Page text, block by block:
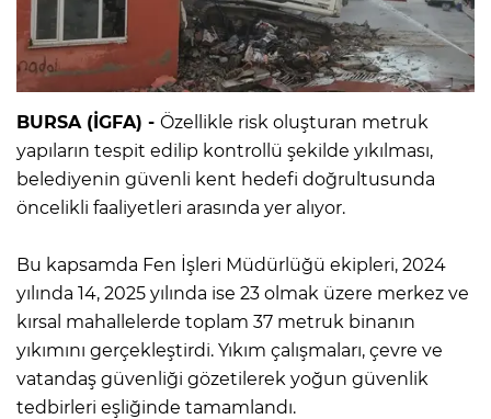
BURSA (İGFA) - Özellikle risk oluşturan metruk
yapıların tespit edilip kontrollü şekilde yıkılması,
belediyenin güvenli kent hedefi doğrultusunda
öncelikli faaliyetleri arasında yer alıyor.
Bu kapsamda Fen İşleri Müdürlüğü ekipleri, 2024
yılında 14, 2025 yılında ise 23 olmak üzere merkez ve
kırsal mahallelerde toplam 37 metruk binanın
yıkımını gerçekleştirdi. Yıkım çalışmaları, çevre ve
vatandaş güvenliği gözetilerek yoğun güvenlik
tedbirleri eşliğinde tamamlandı.